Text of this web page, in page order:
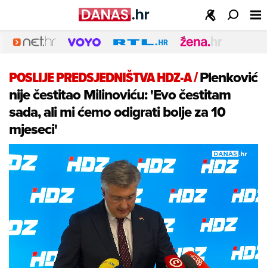
POSLIJE PREDSJEDNIŠTVA HDZ-A/Plenković
nije čestitao Milinoviću: 'Evo čestitam
sada, ali mi ćemo odigrati bolje za 10
mjeseci'
Loaded: